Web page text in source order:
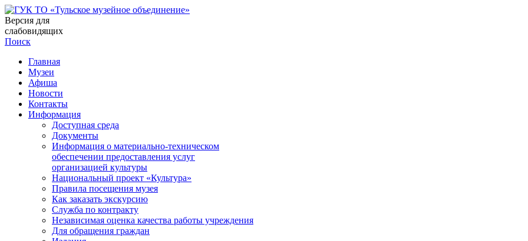
Версия для
слабовидящих
Поиск
Главная
Музеи
Афиша
Новости
Контакты
Информация
Доступная среда
Документы
Информация о материально-техническом
обеспечении предоставления услуг
организацией культуры
Национальный проект «Культура»
Правила посещения музея
Как заказать экскурсию
Служба по контракту
Независимая оценка качества работы учреждения
Для обращения граждан